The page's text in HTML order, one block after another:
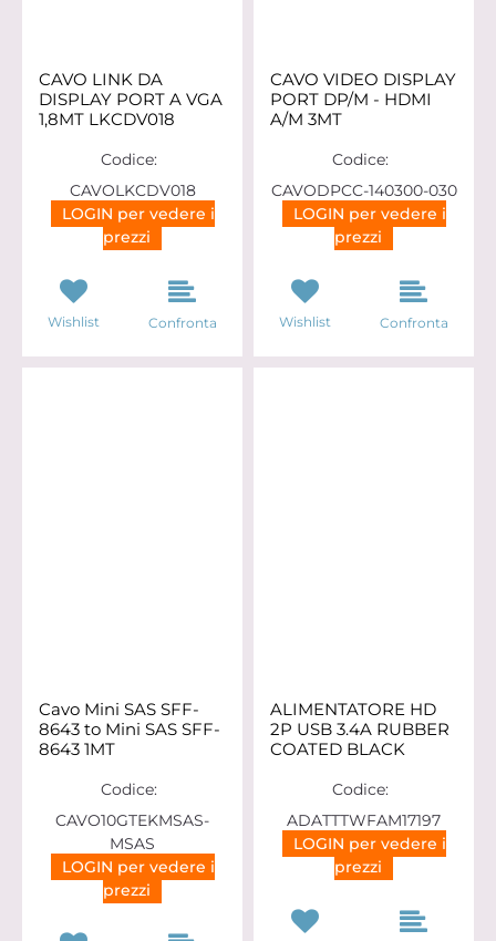
CAVO LINK DA
DISPLAY PORT A VGA
1,8MT LKCDV018
Codice:
CAVOLKCDV018
LOGIN per vedere i
prezzi
Wishlist Confronta
CAVO VIDEO DISPLAY
PORT DP/M - HDMI
A/M 3MT
Codice:
CAVODPCC-140300-030
LOGIN per vedere i
prezzi
Wishlist Confronta
Cavo Mini SAS SFF-
8643 to Mini SAS SFF-
8643 1MT
Codice:
CAVO10GTEKMSAS-
MSAS
LOGIN per vedere i
prezzi
ALIMENTATORE HD
2P USB 3.4A RUBBER
COATED BLACK
Codice:
ADATTTWFAM17197
LOGIN per vedere i
prezzi